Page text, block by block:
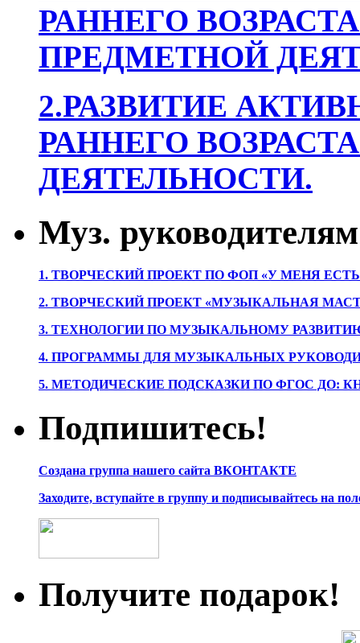
РАННЕГО
ПРЕДМЕТНОЙ
2.РАЗВИТИЕ
РАННЕГО
ДЕЯТЕЛЬНОСТИ.
Муз. руководителям
1. ТВОРЧЕСКИЙ ПРОЕКТ ПО ФОП «У МЕНЯ
2. ТВОРЧЕСКИЙ ПРОЕКТ «МУЗЫКАЛЬНАЯ
3. ТЕХНОЛОГИИ ПО МУЗЫКАЛЬНОМУ
4. ПРОГРАММЫ ДЛЯ МУЗЫКАЛЬНЫХ
5. МЕТОДИЧЕСКИЕ ПОДСКАЗКИ ПО ФГОС ДО:
Подпишитесь!
Создана группа нашего сайта ВКОНТАКТЕ
Заходите, вступайте в группу и подписывайтесь на
Получите подарок!